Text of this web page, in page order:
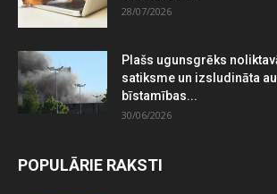
28/07/2026
Plašs ugunsgrēks
satiksme un izsludināta
bīstamības...
30/06/2026
POPULĀRIE RAKSTI